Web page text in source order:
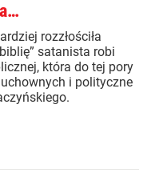
rozzłościła
satanista robi
która do tej pory
i polityczne